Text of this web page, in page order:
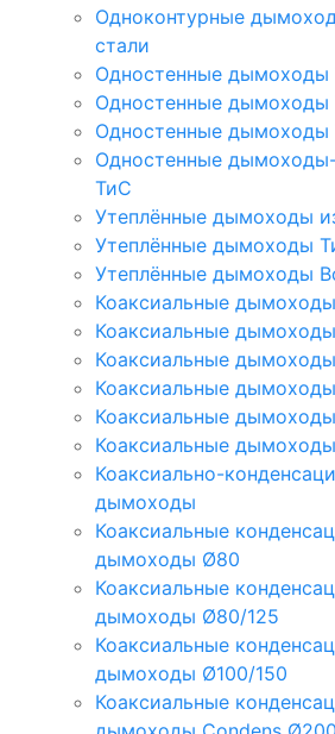
Одноконтурные
стали
Одностенные дымоходы
Одностенные дымоходы
Одностенные дымоходы
Одностенные
ТиС
Утеплённые дымоходы
Утеплённые дымоходы
Утеплённые дымоходы
Коаксиальные дымоходы
Коаксиальные
Коаксиальные
Коаксиальные
Коаксиальные
Коаксиальные
Коаксиально-
дымоходы
Коаксиальные
дымоходы Ø80
Коаксиальные
дымоходы Ø80/125
Коаксиальные
дымоходы Ø100/150
Коаксиальные